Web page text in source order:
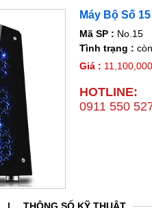
Máy Bộ Số 15
Mã SP : No.15
Tình trạng :
Giá :
HOTLINE:
0911 550